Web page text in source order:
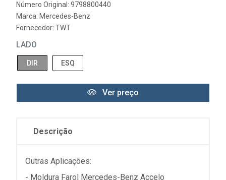
Número Original: 9798800440
Marca: Mercedes-Benz
Fornecedor: TWT
LADO
DIR ESQ
Ver preço
Descrição
Outras Aplicações:
- Moldura Farol Mercedes-Benz Accelo